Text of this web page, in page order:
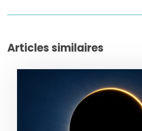
Articles similaires